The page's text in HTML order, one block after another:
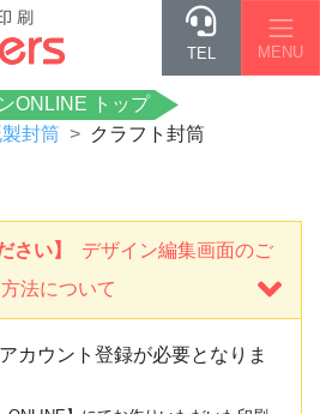
TEL MENU
ONLINE トップ
封筒
クラフト封筒
さい】
デザイン編集画面のご
法について
カウント登録が必要となりま